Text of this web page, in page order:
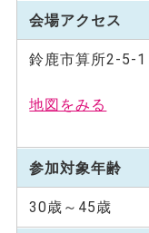
会場アクセス
鈴鹿市算所2-5-
地図をみる
参加対象年齢
30歳～45歳